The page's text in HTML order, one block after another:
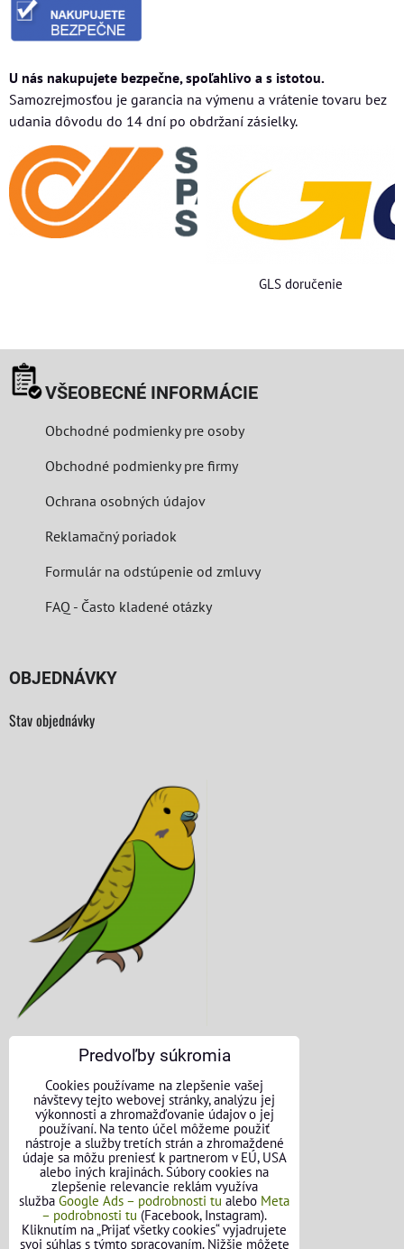
U nás nakupujete bezpečne, spoľahlivo a s istotou.
Samozrejmosťou je garancia na výmenu a vrátenie tovaru bez
udania dôvodu do 14 dní po obdržaní zásielky.
GLS doručenie
VŠEOBECNÉ INFORMÁCIE
Obchodné podmienky pre osoby
Obchodné podmienky pre firmy
Ochrana osobných údajov
Reklamačný poriadok
Formulár na odstúpenie od zmluvy
FAQ - Často kladené otázky
OBJEDNÁVKY
Stav objednávky
KONTAKTNÉ ÚDAJE
O nás
Kontakt
Požičovňa náradia
Názory našich zákazníkov
Predvoľby súkromia
Cookies používame na zlepšenie vašej
návštevy tejto webovej stránky, analýzu jej
výkonnosti a zhromažďovanie údajov o jej
používaní. Na tento účel môžeme použiť
nástroje a služby tretích strán a zhromaždené
údaje sa môžu preniesť k partnerom v EÚ, USA
alebo iných krajinách. Súbory cookies na
zlepšenie relevancie reklám využíva
služba Google Ads – podrobnosti tu alebo Meta
– podrobnosti tu (Facebook, Instagram).
Kliknutím na „Prijať všetky cookies“ vyjadrujete
svoj súhlas s týmto spracovaním. Nižšie môžete